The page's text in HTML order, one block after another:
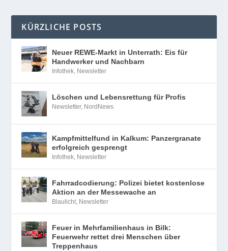
KÜRZLICHE POSTS
Neuer REWE-Markt in Unterrath: Eis für
Handwerker und Nachbarn
Infothek, Newsletter
Löschen und Lebensrettung für Profis
Newsletter, NordNews
Kampfmittelfund in Kalkum: Panzergranate
erfolgreich gesprengt
Infothek, Newsletter
Fahrradcodierung: Polizei bietet kostenlose
Aktion an der Messewache an
Blaulicht, Newsletter
Feuer in Mehrfamilienhaus in Bilk:
Feuerwehr rettet drei Menschen über
Treppenhaus